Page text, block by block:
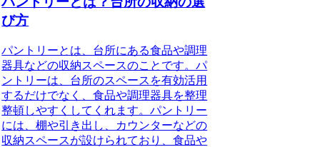
び方
パントリーとは、台所にある食品や調理
器具などの収納スペースのことです。パ
ントリーは、台所のスペースを有効活用
するだけでなく、食品や調理器具を整理
整頓しやすくしてくれます。パントリー
には、棚や引き出し、カウンターなどの
収納スペースが設けられており、食品や